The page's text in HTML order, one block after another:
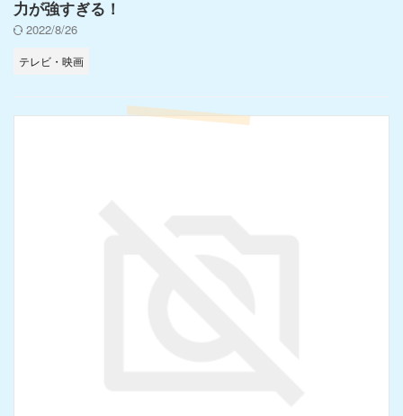
力が強すぎる！
2022/8/26
テレビ・映画